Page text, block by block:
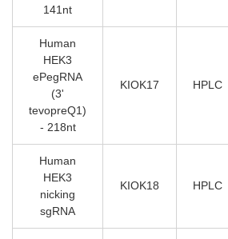
141nt
Human
HEK3
ePegRNA
(3'
tevopreQ1)
- 218nt
KIOK17 HPLC
Human
HEK3
nicking
sgRNA
KIOK18 HPLC